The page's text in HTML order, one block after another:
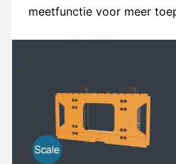
meetfunctie voor meer